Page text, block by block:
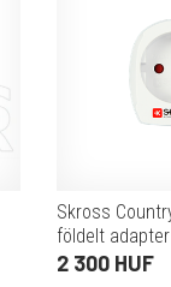
Skross
földelt adapter
2 300 HUF